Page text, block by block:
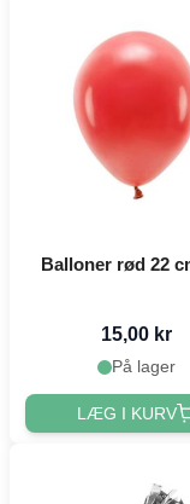
Balloner rød 22
15,00 kr
På lager
LÆG I KURV